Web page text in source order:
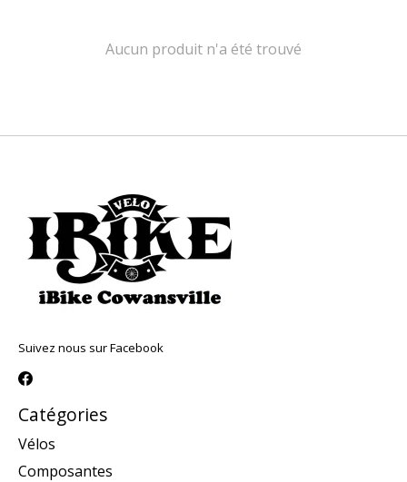
Aucun produit n'a été trouvé
Suivez nous sur Facebook
Catégories
Vélos
Composantes